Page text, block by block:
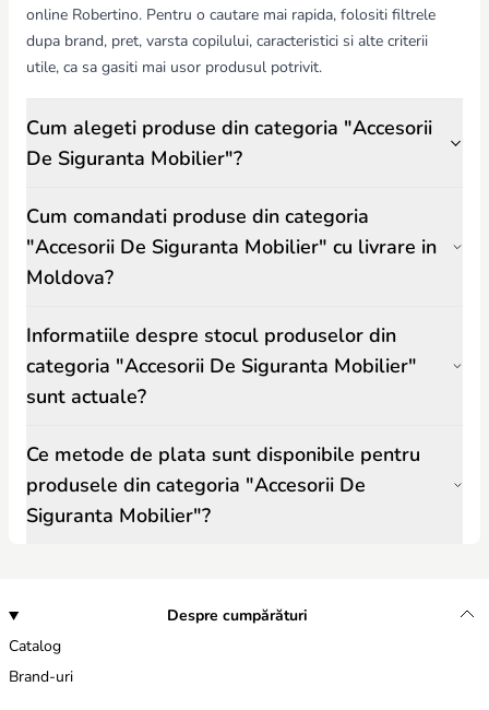
Accesoriile de siguranță Robertino.md oferă părinților liniștea
necesară, prevenind accidentele și protejând copilul în orice încăpere a
casei.
online Robertino. Pentru o cautare mai rapida, folositi filtrele
dupa brand, pret, varsta copilului, caracteristici si alte criterii
utile, ca sa gasiti mai usor produsul potrivit.
Cum alegeti produse din categoria "Accesorii
De Siguranta Mobilier"?
Cum comandati produse din categoria
"Accesorii De Siguranta Mobilier" cu livrare in
Moldova?
Informatiile despre stocul produselor din
categoria "Accesorii De Siguranta Mobilier"
sunt actuale?
Ce metode de plata sunt disponibile pentru
produsele din categoria "Accesorii De
Siguranta Mobilier"?
Despre cumpărături
Catalog
Brand-uri